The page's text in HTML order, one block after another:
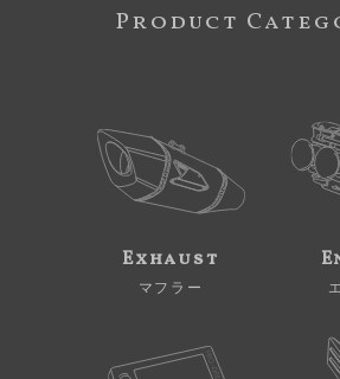
Product
Exhaust
マフラー